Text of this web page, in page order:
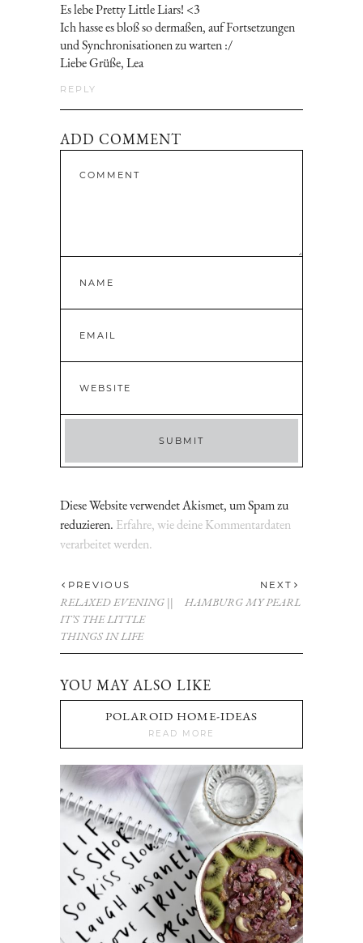
Es lebe Pretty Little Liars! <3
Ich hasse es bloß so dermaßen, auf Fortsetzungen
und Synchronisationen zu warten :/
Liebe Grüße, Lea
REPLY
ADD COMMENT
Diese Website verwendet Akismet, um Spam zu
reduzieren. Erfahre, wie deine Kommentardaten
verarbeitet werden.
PREVIOUS
RELAXED EVENING ||
IT’S THE LITTLE
THINGS IN LIFE
NEXT
HAMBURG MY PEARL
YOU MAY ALSO LIKE
POLAROID HOME-IDEAS
READ MORE